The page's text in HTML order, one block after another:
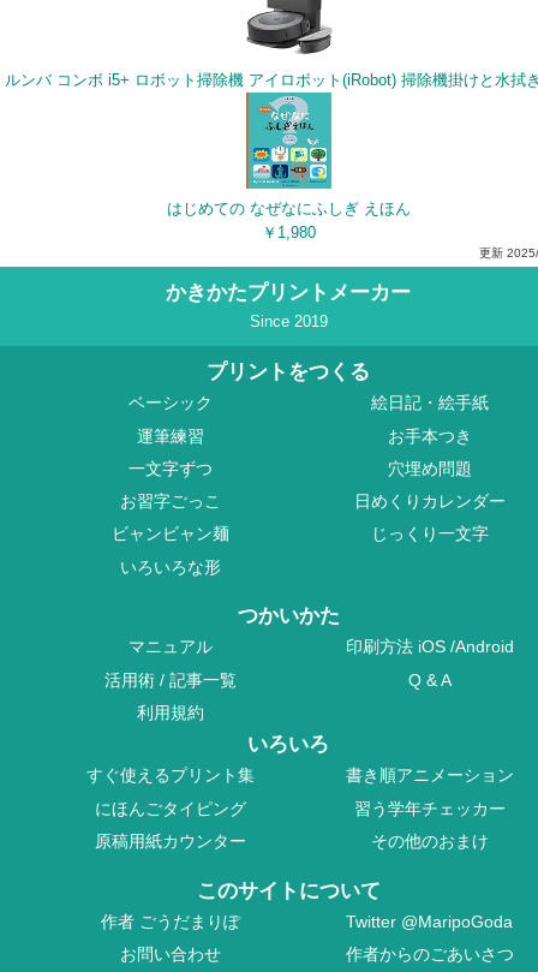
はじめての なぜなにふしぎ えほん
￥1,980
更新
かきかたプリントメーカー
Since 2019
プリントをつくる
ベーシック
絵日記・絵手紙
運筆練習
お手本つき
一文字ずつ
穴埋め問題
お習字ごっこ
日めくりカレンダー
ビャンビャン麺
じっくり一文字
いろいろな形
つかいかた
マニュアル 印刷方法 iOS /Android
活用術 /記事一覧
Q & A
利用規約
いろいろ
すぐ使えるプリント集
書き順アニメーション
にほんごタイピング
習う学年チェッカー
原稿用紙カウンター
その他のおまけ
このサイトについて
作者 ごうだまりぽ Twitter @MaripoGoda
お問い合わせ
作者からのごあいさつ